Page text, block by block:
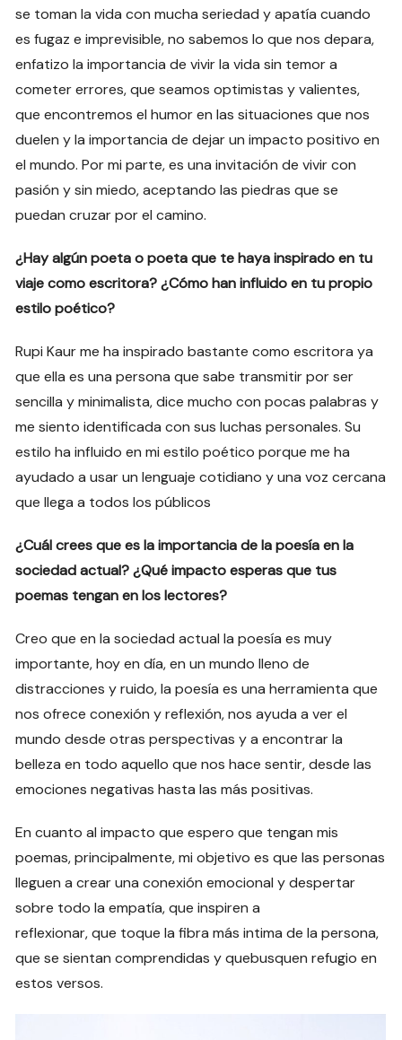
se toman la vida con mucha seriedad y apatía cuando
es fugaz e imprevisible, no sabemos lo que nos depara,
enfatizo la importancia de vivir la vida sin temor a
cometer errores, que seamos optimistas y valientes,
que encontremos el humor en las situaciones que nos
duelen y la importancia de dejar un impacto positivo en
el mundo. Por mi parte, es una invitación de vivir con
pasión y sin miedo, aceptando las piedras que se
puedan cruzar por el camino.
¿Hay algún poeta o poeta que te haya inspirado en tu
viaje como escritora? ¿Cómo han influido en tu propio
estilo poético?
Rupi Kaur me ha inspirado bastante como escritora ya
que ella es una persona que sabe transmitir por ser
sencilla y minimalista, dice mucho con pocas palabras y
me siento identificada con sus luchas personales. Su
estilo ha influido en mi estilo poético porque me ha
ayudado a usar un lenguaje cotidiano y una voz cercana
que llega a todos los públicos
¿Cuál crees que es la importancia de la poesía en la
sociedad actual? ¿Qué impacto esperas que tus
poemas tengan en los lectores?
Creo que en la sociedad actual la poesía es muy
importante, hoy en día, en un mundo lleno de
distracciones y ruido, la poesía es una herramienta que
nos ofrece conexión y reflexión, nos ayuda a ver el
mundo desde otras perspectivas y a encontrar la
belleza en todo aquello que nos hace sentir, desde las
emociones negativas hasta las más positivas.
En cuanto al impacto que espero que tengan mis
poemas, principalmente, mi objetivo es que las personas
lleguen a crear una conexión emocional y despertar
sobre todo la empatía, que inspiren a
reflexionar, que toque la fibra más intima de la persona,
que se sientan comprendidas y quebusquen refugio en
estos versos.